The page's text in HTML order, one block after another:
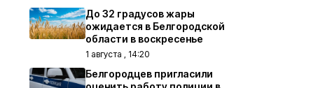
До 32 градусов жары
ожидается в Белгородской
области в воскресенье
1 августа , 14:20
Белгородцев пригласили